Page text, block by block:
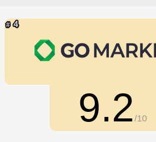
9.2 /10